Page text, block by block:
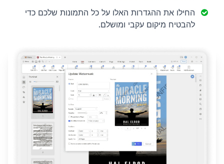
החילו את ההגדרות האלו על כל התמונות שלכם כדי
להבטיח מיקום עקבי ומושלם.